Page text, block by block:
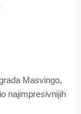
Masvingo,
najimpresivnijih